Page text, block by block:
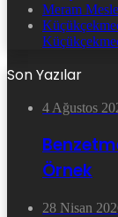
Meram
Son Yazılar
4 Ağustos
Örnek
28 Nisan